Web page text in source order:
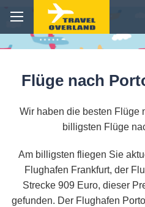
Flüge nach
Wir haben die besten Flüge
billigsten Flüge
Am billigsten fliegen Sie
Flughafen Frankfurt, der
Strecke 909 Euro, dieser
gefunden. Der Flughafen